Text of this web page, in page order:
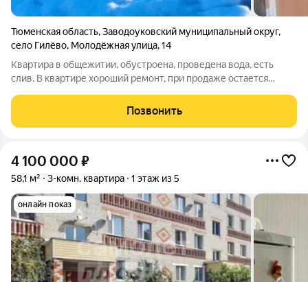
Тюменская область,Заводоуковский муниципальный округ,
село Гилёво, Молодёжная улица,14
Квартира в общежитии, обустроена, проведена вода, есть
слив. В квартире хороший ремонт, при продаже остается
рядом. В село ходит автобус городской регулярно. До школы
ехать на общественном
Позвонить
4 100 000 ₽
58,1 м² 3-комн. квартира 1 этаж из 5
онлайн показ